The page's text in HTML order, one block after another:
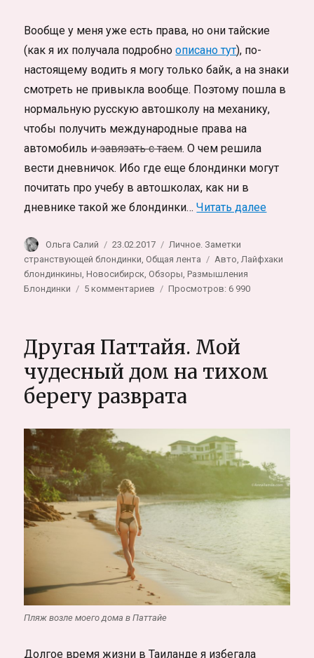
Вообще у меня уже есть права, но они тайские
(как я их получала подробноописано тут), по-
настоящему водить я могу только байк, а на знаки
смотреть не привыкла вообще. Поэтому пошла в
нормальную русскую автошколу на механику,
чтобы получить международные права на
автомобильи завязать с таем. О чем решила
вести дневничок. Ибо где еще блондинки могут
почитать про учебу в автошколах, как ни в
дневнике такой же блондинки…Читать далее
Автор
Ольга Салий Опубликовано
23.02.2017 Рубрики
Личное. Заметки
странствующей блондинки ,Общая лента Метки
Авто Лайфхаки
блондинкины ,Новосибирск ,Обзоры ,Размышления
Блондинки
5 комментариев
учеба
автошколе
(Новосибирск).
Как
права
в
Просмотров: 6 990
Другая Паттайя. Мой
чудесный дом на тихом
берегу разврата
Пляж возле моего дома в Паттайе
Долгое время жизни в Таиланде я избегала